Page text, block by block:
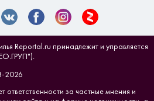
Reportal.ru принадлежит и управляется
2026
ответственности за частные мнения и